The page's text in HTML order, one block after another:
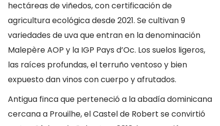
hectáreas de viñedos, con certificación de
agricultura ecológica desde 2021. Se cultivan 9
variedades de uva que entran en la denominación
Malepère AOP y la IGP Pays d’Oc. Los suelos ligeros,
las raíces profundas, el terruño ventoso y bien
expuesto dan vinos con cuerpo y afrutados.
Antigua finca que perteneció a la abadía dominicana
cercana a Prouilhe, el Castel de Robert se convirtió